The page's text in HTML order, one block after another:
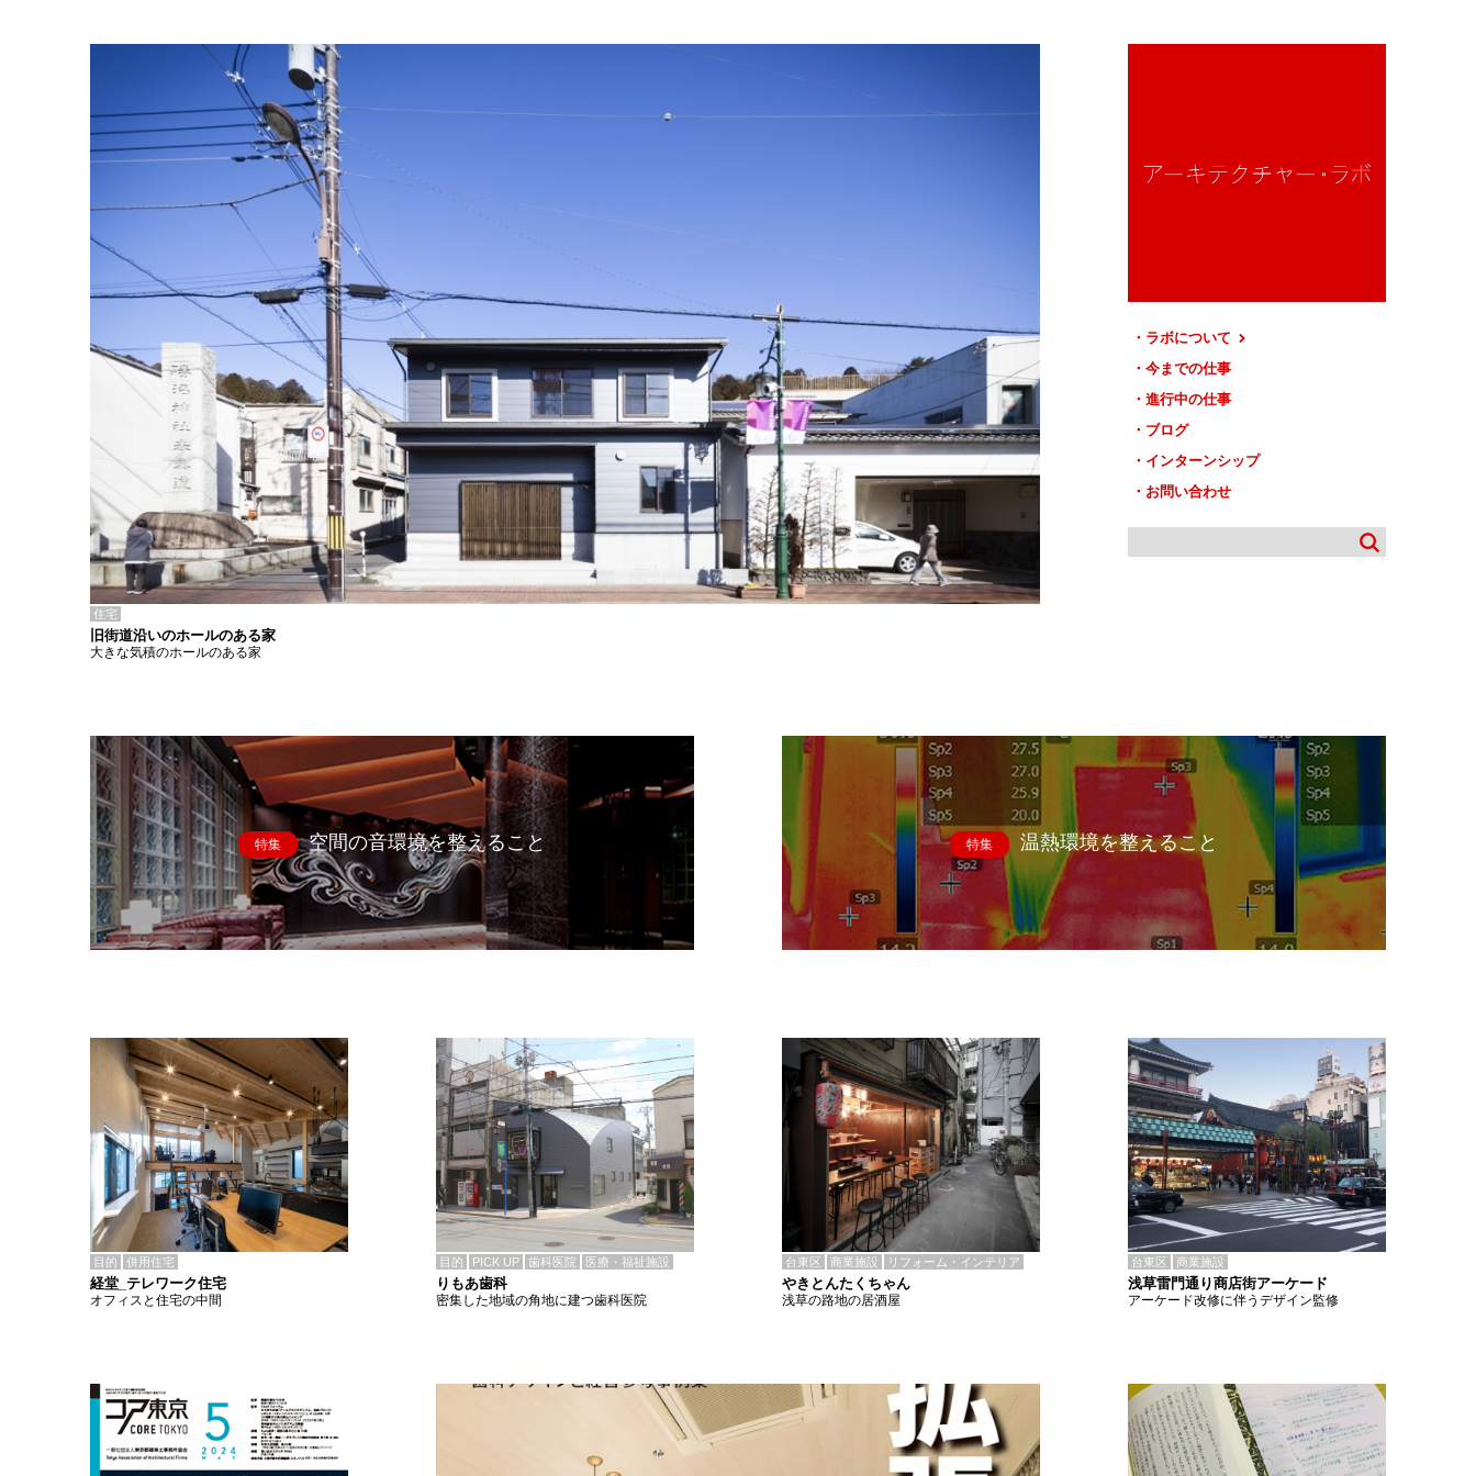
ラボについて
今までの仕事
進行中の仕事
ブログ
インターンシップ
お問い合わせ
住宅
旧街道沿いのホールのある家
大きな気積のホールのある家
特集 空間の音環境を整えること 特集 温熱環境を整えること
目的 併用住宅
経堂_テレワーク住宅
オフィスと住宅の中間
目的 PICK UP 歯科医院 医療・福祉施設
りもあ歯科
密集した地域の角地に建つ歯科医院
台東区 商業施設 リフォーム・インテリア
やきとんたくちゃん
浅草の路地の居酒屋
台東区 商業施設
浅草雷門通り商店街アーケード
アーケード改修に伴うデザイン監修